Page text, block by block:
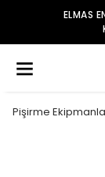
Pişirme